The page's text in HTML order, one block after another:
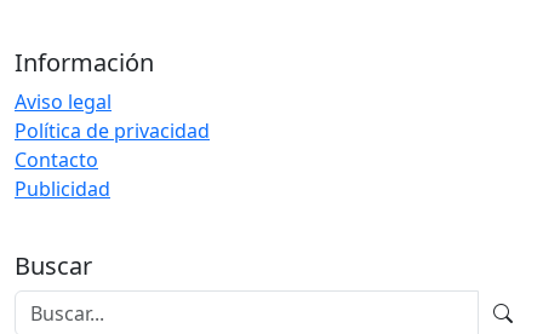
Información
Aviso legal
Política de privacidad
Contacto
Publicidad
Buscar